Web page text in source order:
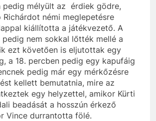
pedig mélyült az érdiek gödre,
Richárdot némi meglepetésre
kiállította a játékvezető. A
pedig nem sokkal lőtték mellé a
ezt követően is eljutottak egy
a 18. percben pedig egy kapufáig
pedig már egy mérkőzésre
kellett bemutatnia, mire az
egy helyzettel, amikor Kürti
beadását a hosszún érkező
Vince durrantotta fölé.